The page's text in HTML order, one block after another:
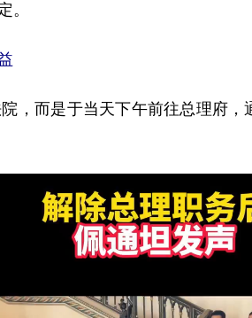
。
而是于当天下午前往总理府，